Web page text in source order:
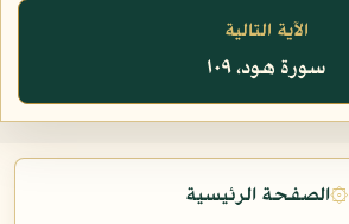
الآية التالية
سورة هود، ١٠٩
۞الصفحة الرئيسية